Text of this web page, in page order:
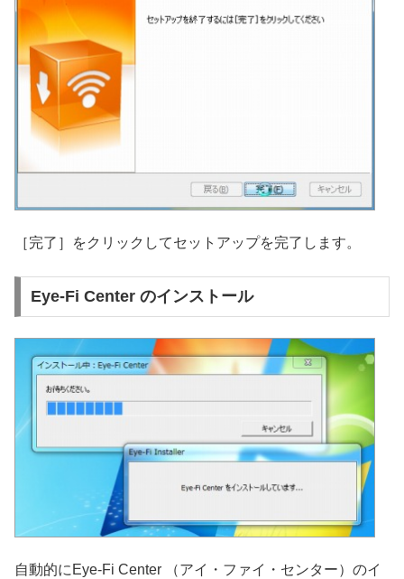
［完了］をクリックしてセットアップを完了します。
Eye-Fi Center のインストール
自動的にEye-Fi Center （アイ・ファイ・センター）のイ